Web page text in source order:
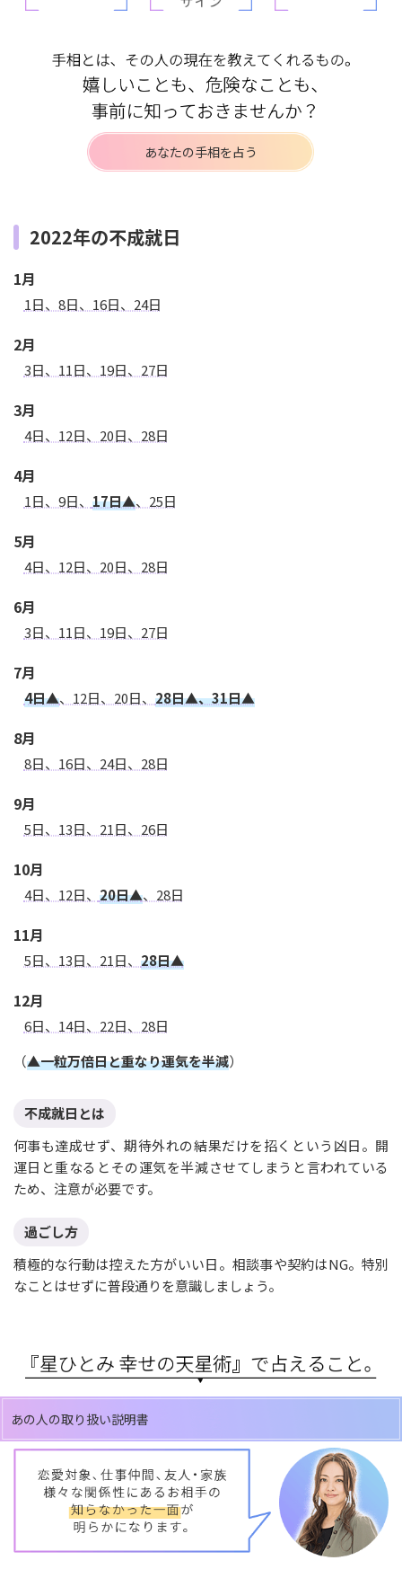
あなたの手相を占う
2022年の不成就日
1月
1日、8日、16日、24日
2月
3日、11日、19日、27日
3月
4日、12日、20日、28日
4月
1日、9日、 17日▲、25日
5月
4日、12日、20日、28日
6月
3日、11日、19日、27日
7月
4日▲、12日、20日、 28日▲、31日▲
8月
8日、16日、24日、28日
9月
5日、13日、21日、26日
10月
4日、12日、 20日▲、28日
11月
5日、13日、21日、 28日▲
12月
6日、14日、22日、28日
（▲一粒万倍日と重なり運気を半減）
不成就日とは
何事も達成せず、期待外れの結果だけを招くという凶日。開
運日と重なるとその運気を半減させてしまうと言われている
ため、注意が必要です。
過ごし方
積極的な行動は控えた方がいい日。相談事や契約はNG。特別
なことはせずに普段通りを意識しましょう。
あの人の取り扱い説明書